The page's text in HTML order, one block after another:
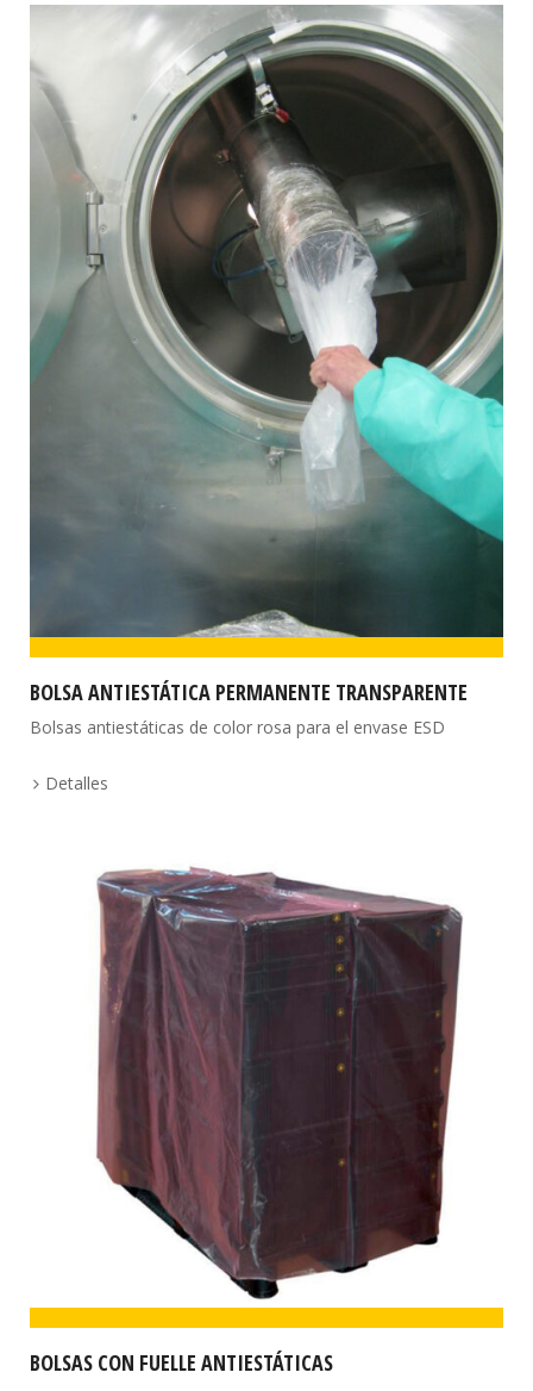
BOLSA ANTIESTÁTICA PERMANENTE TRANSPARENTE
Bolsas antiestáticas de color rosa para el envase ESD
Detalles
BOLSAS CON FUELLE ANTIESTÁTICAS